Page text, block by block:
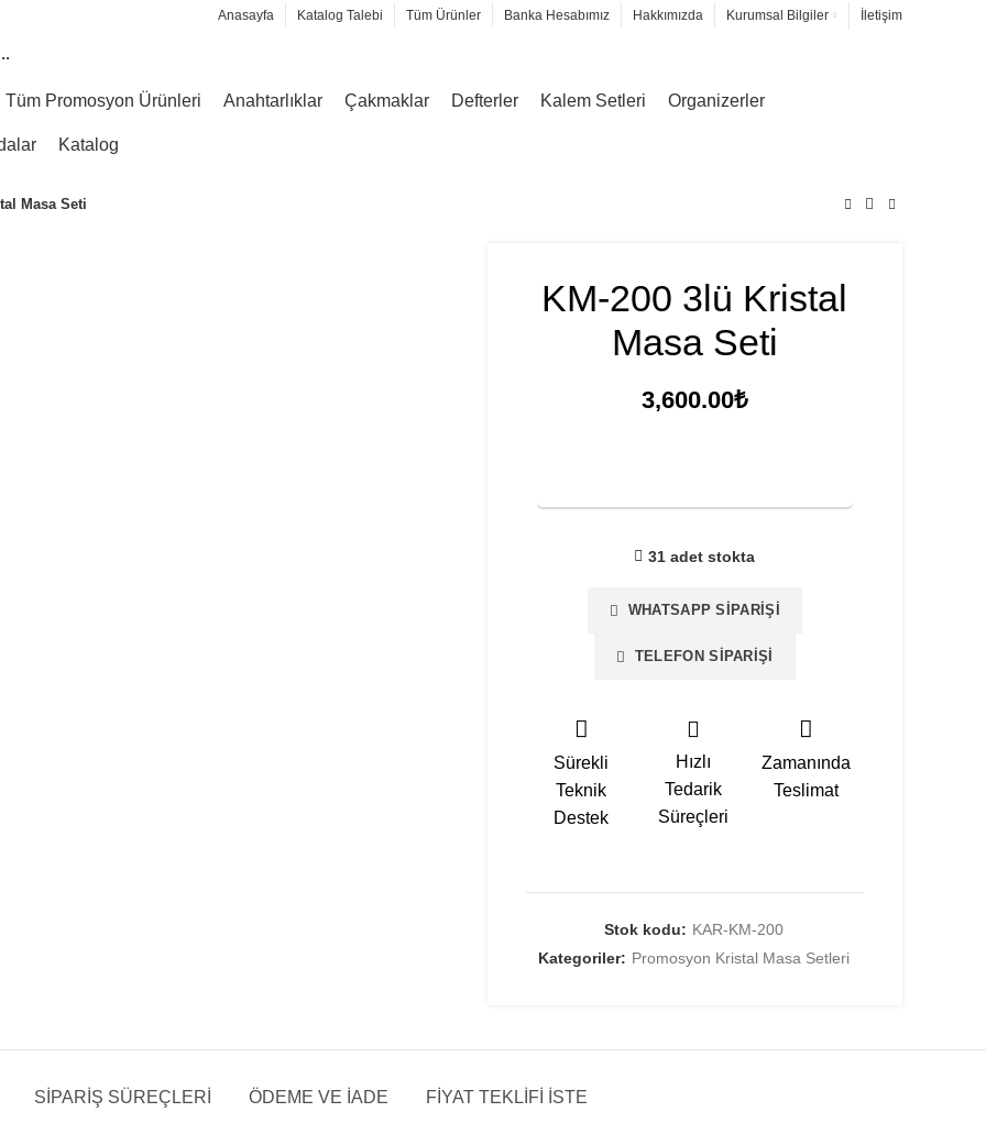
Anasayfa Katalog Talebi Tüm Ürünler Banka Hesabımız Hakkımızda Kurumsal Bilgiler İletişim
Tüm Promosyon Ürünleri Anahtarlıklar Çakmaklar Defterler Kalem Setleri Organizerler
Katalog
Masa Seti
KM-200 3lü Kristal
Masa Seti
3,600.00₺
31 adet stokta
WHATSAPP SIPARIŞI
TELEFON SIPARIŞI
Sürekli
Teknik
Destek
Hızlı
Tedarik
Süreçleri
Zamanında
Teslimat
Stok kodu: KAR-KM-200
Kategoriler: Promosyon Kristal Masa Setleri
SIPARIŞ SÜREÇLERI ÖDEME VE İADE FİYAT TEKLİFİ İSTE